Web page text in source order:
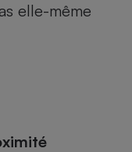
elle-même